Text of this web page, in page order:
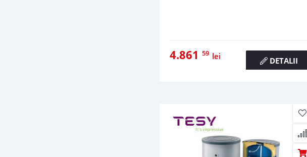
4.861 59 lei DETALII